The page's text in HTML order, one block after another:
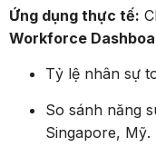
Ứng dụng thực tế:
Workforce
Tỷ lệ nhân sự
So sánh năng
Singapore, Mỹ.